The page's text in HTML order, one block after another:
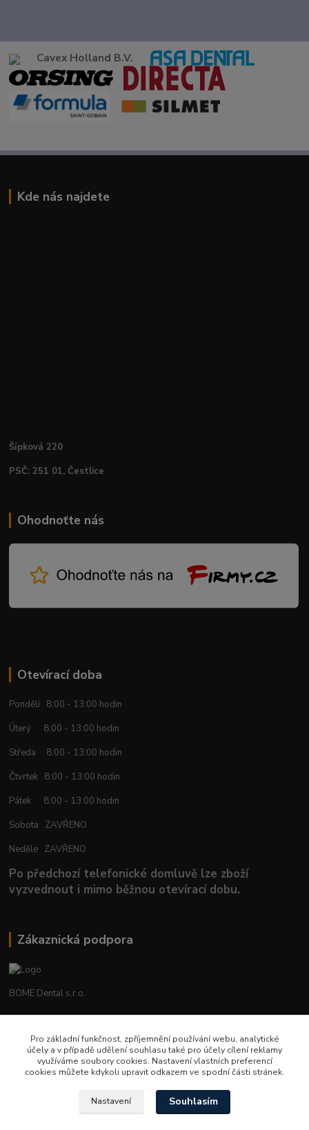
Cavex Holland B.V.
Kde nás najdete
Šípková 220
PSČ: 251 01, Čestlice
Ohodnoťte nás
Otevírací doba
Pondělí 8:00 - 13:00 hodin
Úterý 8:00 - 13:00 hodin
Středa 8:00 - 13:00 hodin
Čtvrtek 8:00 - 13:00 hodin
Pátek 8:00 - 13:00 hodin
Sobota ZAVŘENO
Neděle ZAVŘENO
Po předchozí telefonické domluvě lze zboží
vyzvednout i mimo běžnou otevírací dobu.
Zákaznická podpora
BOME Dental s.r.o.
info@bomedental.eu
Pro základní funkčnost, zpříjemnění používání webu, analytické
účely a v případě udělení souhlasu také pro účely cílení reklamy
využíváme soubory cookies. Nastavení vlastních preferencí
cookies můžete kdykoli upravit odkazem ve spodní části stránek.
Nastavení Souhlasím